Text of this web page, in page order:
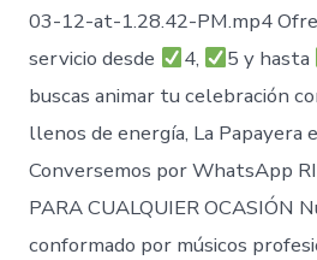
03-12-at-1.28.42-PM.mp4
servicio desde
4, 5 y hasta
buscas animar tu celebración
llenos de energía, La Papayera
Conversemos por WhatsApp
PARA CUALQUIER OCASIÓN
conformado por músicos